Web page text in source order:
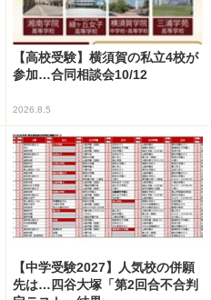
【高校受験】横須賀の私立4校が
参加…合同相談会10/12
2026.8.5
【中学受験2027】人気校の併願
先は…四谷大塚「第2回合不合判